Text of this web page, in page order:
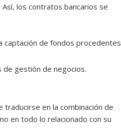
Así, los contratos bancarios se
captación de fondos procedentes
de gestión de negocios.
en la combinación de
en todo lo relacionado con su